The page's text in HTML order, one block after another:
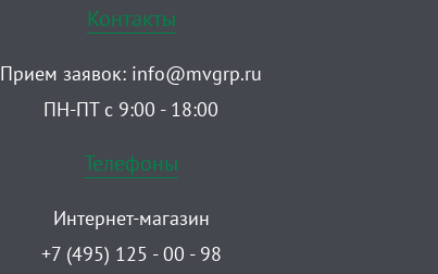
Контакты
Прием заявок: info@mvgrp.ru
ПН-ПТ с 9:00 - 18:00
Телефоны
Интернет-магазин
+7 (495) 125 - 00 - 98